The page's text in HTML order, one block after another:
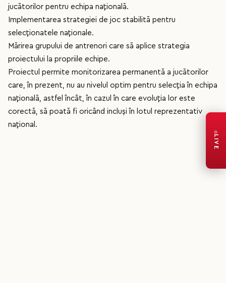
jucătorilor pentru echipa națională.
Implementarea strategiei de joc stabilită pentru
selecționatele naționale.
Mărirea grupului de antrenori care să aplice strategia
proiectului la propriile echipe.
Proiectul permite monitorizarea permanentă a jucătorilor
care, în prezent, nu au nivelul optim pentru selecția în echipa
națională, astfel încât, în cazul în care evoluția lor este
corectă, să poată fi oricând incluși în lotul reprezentativ
național.
LIVE